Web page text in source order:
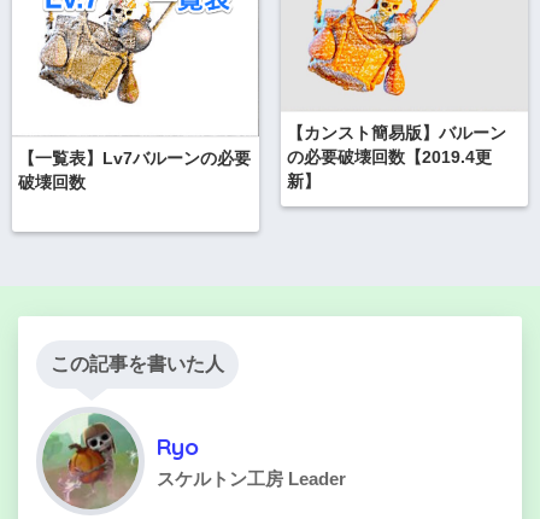
【一覧表】Lv7バルーンの必要
破壊回数
【カンスト簡易版】バルーン
の必要破壊回数【2019.4更
新】
この記事を書いた人
Ryo
スケルトン工房 Leader